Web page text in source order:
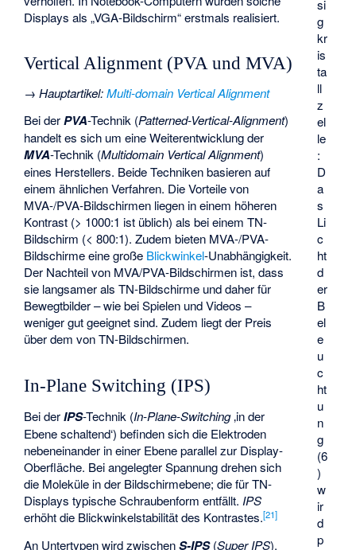
si
g
kr
is
ta
ll
z
el
le
:
D
a
s
Li
c
ht
d
er
B
el
e
u
c
ht
u
n
g
(6
)
w
ir
d
p
Displays als „VGA-Bildschirm“ erstmals realisiert.
Vertical Alignment (PVA und MVA)
→Hauptartikel:Multi-domain Vertical Alignment
Bei derPVA-Technik (Patterned-Vertical-Alignment)
handelt es sich um eine Weiterentwicklung der
MVA-Technik (Multidomain Vertical Alignment)
eines Herstellers. Beide Techniken basieren auf
einem ähnlichen Verfahren. Die Vorteile von
MVA-/PVA-Bildschirmen liegen in einem höheren
Kontrast (> 1000:1 ist üblich) als bei einemTN-
Bildschirm (< 800:1). Zudem bieten MVA-/PVA-
Bildschirme eine große Blickwinkel-Unabhängigkeit.
Der Nachteil von MVA/PVA-Bildschirmen ist, dass
sie langsamer als TN-Bildschirme und daher für
Bewegtbilder – wie bei Spielen und Videos –
weniger gut geeignet sind. Zudem liegt der Preis
über dem von TN-Bildschirmen.
In-Plane Switching (IPS)
Bei derIPS-Technik (In-Plane-Switching ‚in der
Ebene schaltend‘) befinden sich die Elektroden
nebeneinander in einer Ebene parallel zur Display-
Oberfläche. Bei angelegter Spannung drehen sich
die Moleküle in der Bildschirmebene; die für TN-
Displays typische Schraubenform entfällt.IPS
erhöht die Blickwinkelstabilität des Kontrastes.[21]
An Untertypen wird zwischenS-IPS(Super IPS),